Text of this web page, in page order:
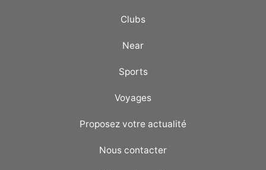
Clubs
Near
Sports
Voyages
Proposez votre actualité
Nous contacter